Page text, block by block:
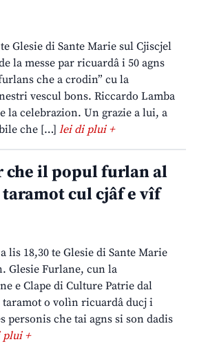
Glesie di Sante Marie sul Cjiscjel
la messe par ricuardâ i 50 agns
che a crodin” cu la
vescul bons. Riccardo Lamba
la celebrazion. Un grazie a lui, a
che […] lei di plui +
che il popul furlan al
cul cjâf e vîf
lis 18,30 te Glesie di Sante Marie
Glesie Furlane, cun la
e Clape di Culture Patrie dal
taramot o volìn ricuardâ ducj i
personis che tai agns si son dadis
+